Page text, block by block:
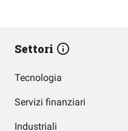
Settori
Tecnologia
Servizi finanziari
Industriali